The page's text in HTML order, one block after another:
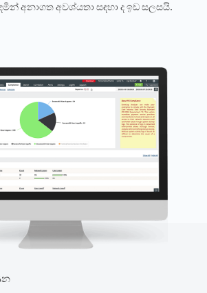
අනාගත අවශ්යතා සඳහා ද ඉඩ සලසයි.